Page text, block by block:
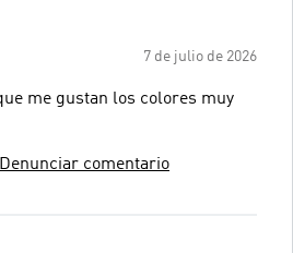
7 de julio de 2026
Denunciar comentario